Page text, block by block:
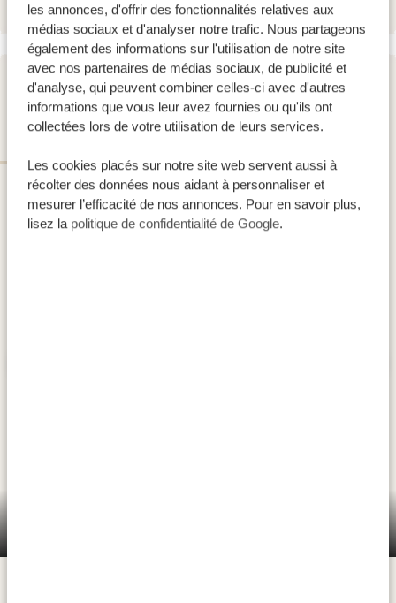
les annonces, d'offrir des fonctionnalités relatives aux
médias sociaux et d'analyser notre trafic. Nous partageons
également des informations sur l'utilisation de notre site
avec nos partenaires de médias sociaux, de publicité et
d'analyse, qui peuvent combiner celles-ci avec d'autres
informations que vous leur avez fournies ou qu'ils ont
collectées lors de votre utilisation de leurs services.
Les cookies placés sur notre site web servent aussi à
récolter des données nous aidant à personnaliser et
mesurer l’efficacité de nos annonces. Pour en savoir plus,
lisez la politique de confidentialité de Google.
JOUR 2
PARC NATIONAL DE TARANGIRE